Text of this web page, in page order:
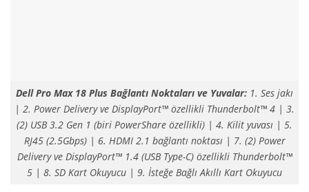
Dell Pro Max 18 Plus Bağlantı Noktaları ve Yuvalar: 1. Ses jakı
| 2. Power Delivery ve DisplayPort™ özellikli Thunderbolt™ 4 | 3.
(2) USB 3.2 Gen 1 (biri PowerShare özellikli) | 4. Kilit yuvası | 5.
RJ45 (2.5Gbps) | 6. HDMI 2.1 bağlantı noktası | 7. (2) Power
Delivery ve DisplayPort™ 1.4 (USB Type-C) özellikli Thunderbolt™
5 | 8. SD Kart Okuyucu | 9. İsteğe Bağlı Akıllı Kart Okuyucu